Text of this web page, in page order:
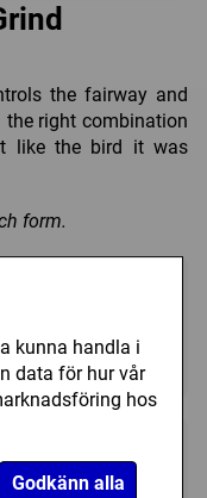
kunna handla i
data för hur vår
hos
Godkänn alla
the fairway and
the right combination
like the bird it was
form.
▼
Bevaka